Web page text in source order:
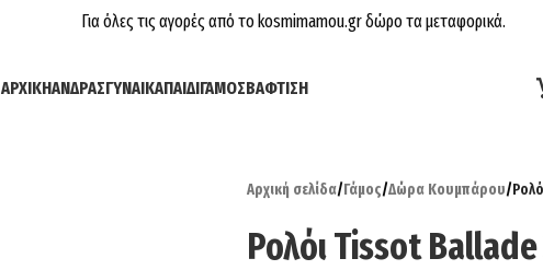
Για όλες τις αγορές από το kosmimamou.gr δώρο τα μεταφορικά.
ΑΡΧΙΚΉΆΝΔΡΑΣΓΥΝΑΊΚΑΠΑΙΔΊΓΆΜΟΣΒΆΦΤΙΣΗ
Αρχική σελίδα/Γάμος/Δώρα Κουμπάρου/
Ρολόι Tissot